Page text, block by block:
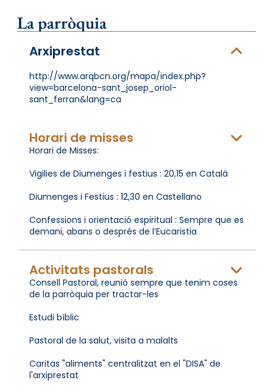
La parròquia
Arxiprestat
http://www.arqbcn.org/mapa/index.php?
view=barcelona-sant_josep_oriol-
sant_ferran&lang=ca
Horari de misses
Horari de Misses:
Vigilies de Diumenges i festius : 20,15 en Català
Diumenges i Festius : 12,30 en Castellano
Confessions i orientació espiritual : Sempre que es
demani, abans o després de l’Eucaristia
Activitats pastorals
Consell Pastoral, reunió sempre que tenim coses
de la parròquia per tractar-les
Estudi bíblic
Pastoral de la salut, visita a malalts
Caritas "aliments" centralitzat en el "DISA" de
l'arxiprestat